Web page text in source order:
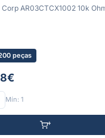
AR03CTCX1002 10k
peças
Mín: 1